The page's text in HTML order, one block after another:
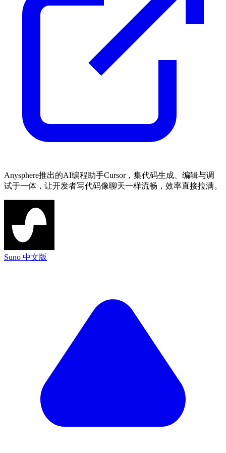
Anysphere推出的AI编程助手Cursor，集代码生成、编辑与调
试于一体，让开发者写代码像聊天一样流畅，效率直接拉满。
Suno 中文版